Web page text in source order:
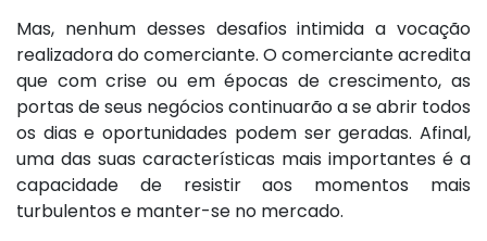
Mas, nenhum desses desafios intimida a vocação
realizadora do comerciante. O comerciante acredita
que com crise ou em épocas de crescimento, as
portas de seus negócios continuarão a se abrir todos
os dias e oportunidades podem ser geradas. Afinal,
uma das suas características mais importantes é a
capacidade de resistir aos momentos mais
turbulentos e manter-se no mercado.